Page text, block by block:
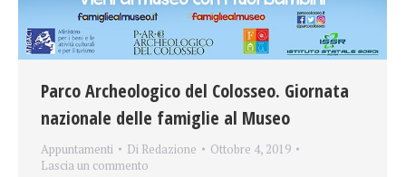
Parco Archeologico del Colosseo. Giornata
nazionale delle famiglie al Museo
Appuntamenti Di Redazione
Ottobre 4, 2019
Lascia un commento